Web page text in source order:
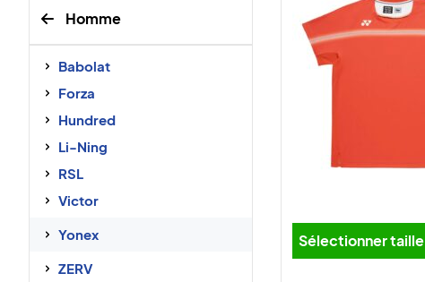
Homme
Babolat
Forza
Hundred
Li-Ning
RSL
Victor
Yonex
ZERV
Sélectionner taille